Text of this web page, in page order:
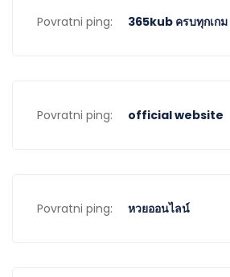
Povratni ping: 365kub ครบทุกเกม
Povratni ping: official website
Povratni ping: หวยออนไลน์